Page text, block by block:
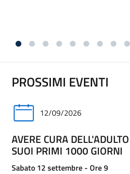
PROSSIMI EVENTI
12/09/2026
AVERE CURA
SUOI PRIMI 1000 GIORNI
Sabato 12 settembre - Ore 9